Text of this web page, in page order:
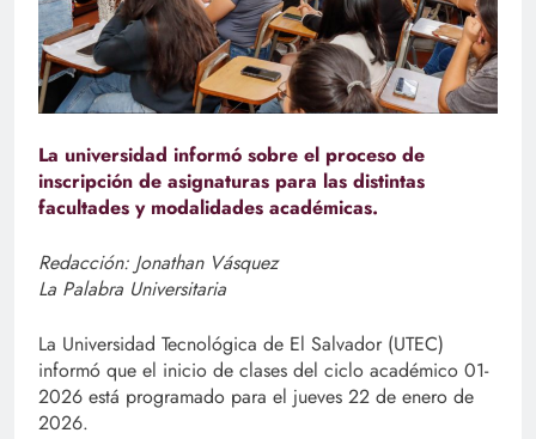
La universidad informó sobre el proceso de
inscripción de asignaturas para las distintas
facultades y modalidades académicas.
Redacción: Jonathan Vásquez
La Palabra Universitaria
La Universidad Tecnológica de El Salvador (UTEC)
informó que el inicio de clases del ciclo académico 01-
2026 está programado para el jueves 22 de enero de
2026.